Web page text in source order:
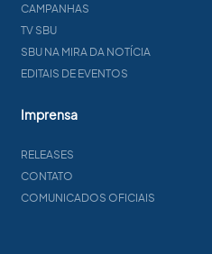
CAMPANHAS
TV SBU
SBU NA MIRA DA NOTÍCIA
EDITAIS DE EVENTOS
Imprensa
RELEASES
CONTATO
COMUNICADOS OFICIAIS